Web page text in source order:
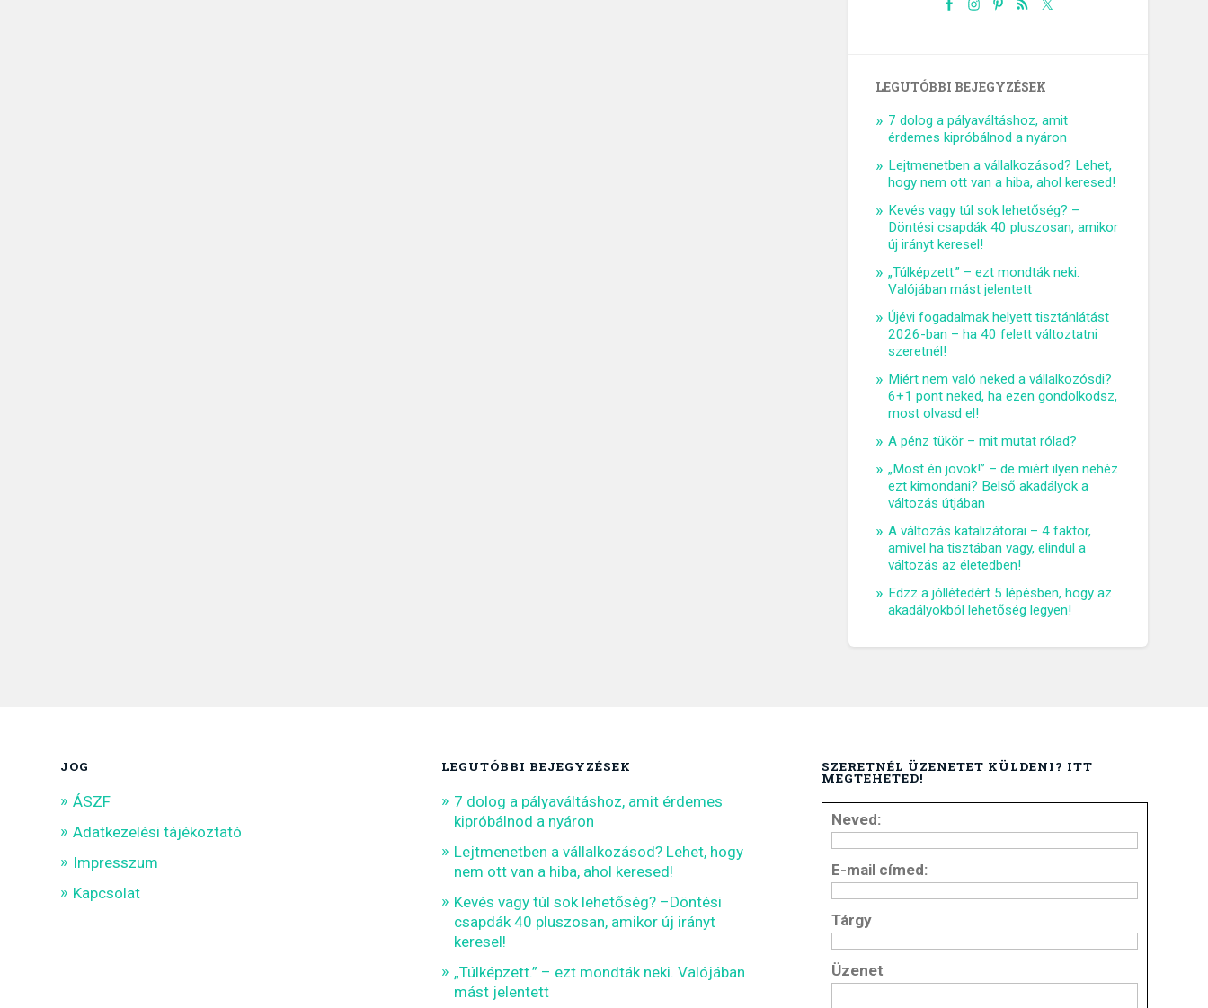
LEGUTÓBBI BEJEGYZÉSEK
7 dolog a pályaváltáshoz, amit
érdemes kipróbálnod a nyáron
Lejtmenetben a vállalkozásod? Lehet,
hogy nem ott van a hiba, ahol keresed!
Kevés vagy túl sok lehetőség? –
Döntési csapdák 40 pluszosan, amikor
új irányt keresel!
„Túlképzett.” – ezt mondták neki.
Valójában mást jelentett
Újévi fogadalmak helyett tisztánlátást
2026-ban – ha 40 felett változtatni
szeretnél!
Miért nem való neked a vállalkozósdi?
6+1 pont neked, ha ezen gondolkodsz,
most olvasd el!
A pénz tükör – mit mutat rólad?
„Most én jövök!” – de miért ilyen nehéz
ezt kimondani? Belső akadályok a
változás útjában
A változás katalizátorai – 4 faktor,
amivel ha tisztában vagy, elindul a
változás az életedben!
Edzz a jóllétedért 5 lépésben, hogy az
akadályokból lehetőség legyen!
JOG
ÁSZF
Adatkezelési tájékoztató
Impresszum
Kapcsolat
LEGUTÓBBI BEJEGYZÉSEK
7 dolog a pályaváltáshoz, amit érdemes
kipróbálnod a nyáron
Lejtmenetben a vállalkozásod? Lehet, hogy
nem ott van a hiba, ahol keresed!
Kevés vagy túl sok lehetőség? –Döntési
csapdák 40 pluszosan, amikor új irányt
keresel!
„Túlképzett.” – ezt mondták neki. Valójában
mást jelentett
SZERETNÉL ÜZENETET KÜLDENI? ITT
MEGTEHETED!
Neved:
E-mail címed:
Tárgy
Üzenet